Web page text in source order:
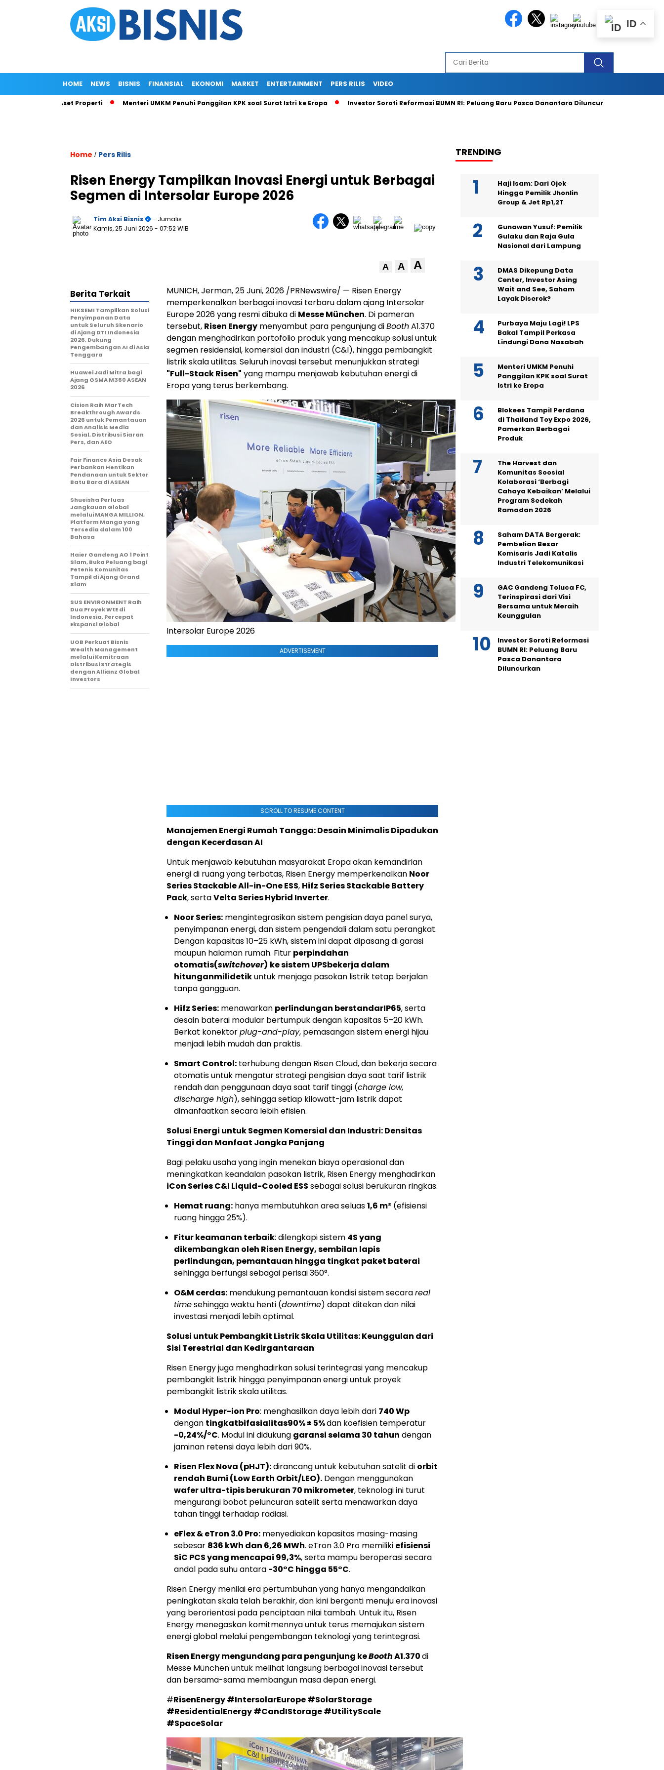
HOME NEWS BISNIS FINANSIAL EKONOMI MARKET ENTERTAINMENT PERS RILIS VIDEO
Aset Properti Menteri UMKM Penuhi Panggilan KPK soal Surat Istri ke Eropa Investor Soroti Reformasi BUMN RI: Peluang Baru Pasca Danantara Diluncurkan
Home / Pers Rilis
Risen Energy Tampilkan Inovasi Energi untuk Berbagai
Segmen di Intersolar Europe 2026
Tim Aksi Bisnis
- Jurnalis
Kamis, 25 Juni 2026 - 07:52 WIB
A A A
MUNICH, Jerman,25 Juni, 2026 /PRNewswire/ — Risen Energy
memperkenalkan berbagai inovasi terbaru dalam ajang Intersolar
Europe 2026 yang resmi dibuka di Messe München. Di pameran
tersebut, Risen Energy menyambut para pengunjung diBoothA1.370
dengan menghadirkan portofolio produk yang mencakup solusi untuk
segmen residensial, komersial dan industri (C&I), hingga pembangkit
listrik skala utilitas. Seluruh inovasi tersebut menunjukkan strategi
"Full-Stack Risen" yang mampu menjawab kebutuhan energi di
Eropa yang terus berkembang.
Intersolar Europe 2026
ADVERTISEMENT
SCROLL TO RESUME CONTENT
Manajemen Energi Rumah Tangga: Desain Minimalis Dipadukan
dengan Kecerdasan AI
Untuk menjawab kebutuhan masyarakat Eropa akan kemandirian
energi di ruang yang terbatas, Risen Energy memperkenalkan Noor
Series Stackable All-in-One ESS, Hifz Series Stackable Battery
Pack, sertaVelta Series Hybrid Inverter.
Noor Series: mengintegrasikan sistem pengisian daya panel surya,
penyimpanan energi, dan sistem pengendali dalam satu perangkat.
Dengan kapasitas 10–25 kWh, sistem ini dapat dipasang di garasi
maupun halaman rumah. Fitur perpindahan
otomatis(switchover) ke sistem UPSbekerja dalam
hitunganmilidetikuntuk menjaga pasokan listrik tetap berjalan
tanpa gangguan.
Hifz Series: menawarkan perlindungan berstandarIP65, serta
desain baterai modular bertumpuk dengan kapasitas 5–20 kWh.
Berkat konektorplug-and-play, pemasangan sistem energi hijau
menjadi lebih mudah dan praktis.
Smart Control: terhubung dengan Risen Cloud, dan bekerja secara
otomatis untuk mengatur strategi pengisian daya saat tarif listrik
rendah dan penggunaan daya saat tarif tinggi (charge low,
discharge high), sehingga setiap kilowatt-jam listrik dapat
dimanfaatkan secara lebih efisien.
Solusi Energi untuk Segmen Komersial dan Industri: Densitas
Tinggi dan Manfaat Jangka Panjang
Bagi pelaku usaha yang ingin menekan biaya operasional dan
meningkatkan keandalan pasokan listrik, Risen Energy menghadirkan
iCon Series C&I Liquid-Cooled ESS sebagai solusi berukuran ringkas.
Hemat ruang: hanya membutuhkan area seluas1,6 m² (efisiensi
ruang hingga 25%).
Fitur keamanan terbaik: dilengkapi sistem 4S yang
dikembangkan oleh Risen Energy, sembilan lapis
perlindungan, pemantauan hingga tingkat paket baterai
sehingga berfungsi sebagai perisai 360°.
O&M cerdas: mendukung pemantauan kondisi sistem secarareal
timesehingga waktu henti (downtime) dapat ditekan dan nilai
investasi menjadi lebih optimal.
Solusi untuk Pembangkit Listrik Skala Utilitas: Keunggulan dari
Sisi Terestrial dan Kedirgantaraan
Risen Energy juga menghadirkan solusi terintegrasi yang mencakup
pembangkit listrik hingga penyimpanan energi untuk proyek
pembangkit listrik skala utilitas.
Modul Hyper-ion Pro: menghasilkan daya lebih dari 740 Wp
dengan tingkatbifasialitas90% ± 5%dan koefisien temperatur
-0,24%/°C. Modul ini didukung garansi selama 30 tahun dengan
jaminan retensi daya lebih dari 90%.
Risen Flex Nova (pHJT):dirancang untuk kebutuhan satelit di orbit
rendah Bumi (Low Earth Orbit/LEO). Dengan menggunakan
wafer ultra-tipis berukuran 70 mikrometer, teknologi ini turut
mengurangi bobot peluncuran satelit serta menawarkan daya
tahan tinggi terhadap radiasi.
eFlex & eTron 3.0 Pro: menyediakan kapasitas masing-masing
sebesar 836 kWh dan 6,26 MWh. eTron 3.0 Pro memiliki efisiensi
SiC PCS yang mencapai 99,3%, serta mampu beroperasi secara
andal pada suhu antara -30°C hingga 55°C.
Risen Energy menilai era pertumbuhan yang hanya mengandalkan
peningkatan skala telah berakhir, dan kini berganti menuju era inovasi
yang berorientasi pada penciptaan nilai tambah. Untuk itu, Risen
Energy menegaskan komitmennya untuk terus memajukan sistem
energi global melalui pengembangan teknologi yang terintegrasi.
Risen Energy mengundang para pengunjung keBoothA1.370di
Messe München untuk melihat langsung berbagai inovasi tersebut
dan bersama-sama membangun masa depan energi.
#RisenEnergy #IntersolarEurope #SolarStorage
#ResidentialEnergy #CandIStorage #UtilityScale
#SpaceSolar
Berita Terkait
HIKSEMI Tampilkan Solusi
Penyimpanan Data
untuk Seluruh Skenario
di Ajang DTI Indonesia
2026, Dukung
Pengembangan AI di Asia
Tenggara
Huawei Jadi Mitra bagi
Ajang GSMA M360 ASEAN
2026
Cision Raih MarTech
Breakthrough Awards
2026 untuk Pemantauan
dan Analisis Media
Sosial, Distribusi Siaran
Pers, dan AEO
Fair Finance Asia Desak
Perbankan Hentikan
Pendanaan untuk Sektor
Batu Bara di ASEAN
Shueisha Perluas
Jangkauan Global
melalui MANGA MILLION,
Platform Manga yang
Tersedia dalam 100
Bahasa
Haier Gandeng AO 1 Point
Slam, Buka Peluang bagi
Petenis Komunitas
Tampil di Ajang Grand
Slam
SUS ENVIRONMENT Raih
Dua Proyek WtE di
Indonesia, Percepat
Ekspansi Global
UOB Perkuat Bisnis
Wealth Management
melalui Kemitraan
Distribusi Strategis
dengan Allianz Global
Investors
TRENDING
Haji Isam: Dari Ojek
Hingga Pemilik Jhonlin
Group & Jet Rp1,2T
Gunawan Yusuf: Pemilik
Gulaku dan Raja Gula
Nasional dari Lampung
DMAS Dikepung Data
Center, Investor Asing
Wait and See, Saham
Layak Diserok?
Purbaya Maju Lagi! LPS
Bakal Tampil Perkasa
Lindungi Dana Nasabah
Menteri UMKM Penuhi
Panggilan KPK soal Surat
Istri ke Eropa
Blokees Tampil Perdana
di Thailand Toy Expo 2026,
Pamerkan Berbagai
Produk
The Harvest dan
Komunitas Soosial
Kolaborasi ‘Berbagi
Cahaya Kebaikan’ Melalui
Program Sedekah
Ramadan 2026
Saham DATA Bergerak:
Pembelian Besar
Komisaris Jadi Katalis
Industri Telekomunikasi
GAC Gandeng Toluca FC,
Terinspirasi dari Visi
Bersama untuk Meraih
Keunggulan
Investor Soroti Reformasi
BUMN RI: Peluang Baru
Pasca Danantara
Diluncurkan
ID